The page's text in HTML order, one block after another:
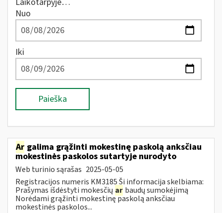
Nuo
Iki
Paieška
Ar galima grąžinti mokestinę paskolą anksčiau
mokestinės paskolos sutartyje nurodyto
Web turinio sąrašas 2025-05-05
Registracijos numeris KM3185 Ši informacija skelbiama:
Prašymas išdėstyti mokesčių ar baudų sumokėjimą
Norėdami grąžinti mokestinę paskolą anksčiau
mokestinės paskolos...